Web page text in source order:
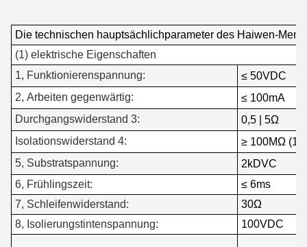
Die technischen hauptsächlichparameter des Haiwen-
(1) elektrische Eigenschaften
1, Funktionierenspannung:
≤ 50VDC
2, Arbeiten gegenwärtig:
≤ 100mA
Durchgangswiderstand 3:
0,5 | 5Ω
Isolationswiderstand 4:
≥ 100MΩ
5, Substratspannung:
2kDVC
6, Frühlingszeit:
≤ 6ms
7, Schleifenwiderstand:
30Ω
8, Isolierungstintenspannung:
100VDC